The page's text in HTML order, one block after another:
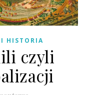
HISTORIA
czyli